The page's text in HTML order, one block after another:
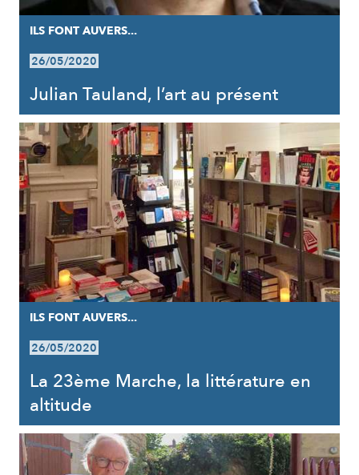
ILS FONT AUVERS...
26/05/2020
Julian Tauland, l’art au présent
ILS FONT AUVERS...
26/05/2020
La 23ème Marche, la littérature en
altitude